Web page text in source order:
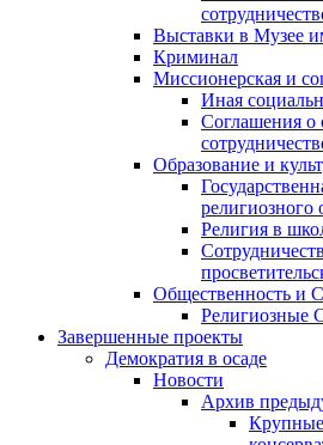
Выставки в Музее
Криминал
Миссионерская и
Иная
Соглашения о
Образование и
религиозного
Религия в
Общественность и
Религиозные
Завершенные проекты
Демократия в осаде
Новости
Архив